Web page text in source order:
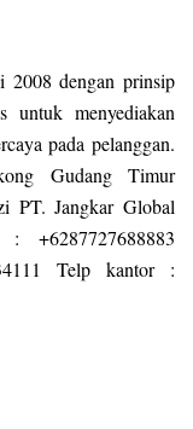
2008 dengan prinsip
untuk menyediakan
pada pelanggan.
Gudang Timur
PT. Jangkar Global
Telp kantor :